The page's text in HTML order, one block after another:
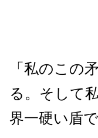
「私のこの
る。そして
界一硬い盾で